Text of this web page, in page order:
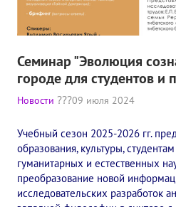
Конкурс городов России на
Памятник Е.П. Блаватской
Олимпиада культуры под
МЕЖДУНАРОДНЫЙ ЦЕНТР
ШКОЛА ТЕОСОФИИ
О школе Теософии
Открытая школа теософии
Семинар "Эволюция
городе для студентов и
Новости 09 июля 2024
Учебный сезон 2025-2026 гг.
образования, культуры,
гуманитарных и естественных
преобразование новой
исследовательских разработок